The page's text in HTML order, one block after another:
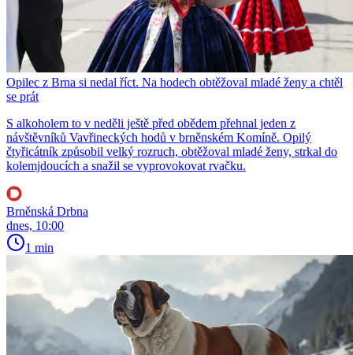
Opilec z Brna si nedal říct. Na hodech obtěžoval mladé ženy a chtěl
se prát
S alkoholem to v neděli ještě před obědem přehnal jeden z
návštěvníků Vavřineckých hodů v brněnském Komíně. Opilý
čtyřicátník způsobil velký rozruch, obtěžoval mladé ženy, strkal do
kolemjdoucích a snažil se vyprovokovat rvačku.
Brněnská Drbna
dnes, 10:00
1 min